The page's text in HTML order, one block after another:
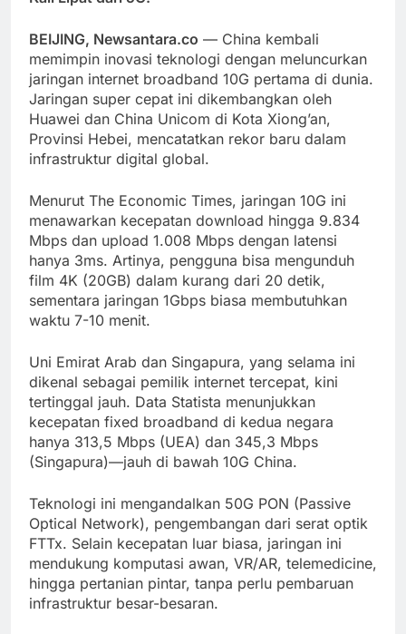
BEIJING, Newsantara.co — China kembali
memimpin inovasi teknologi dengan meluncurkan
jaringan internet broadband 10G pertama di dunia.
Jaringan super cepat ini dikembangkan oleh
Huawei dan China Unicom di Kota Xiong’an,
Provinsi Hebei, mencatatkan rekor baru dalam
infrastruktur digital global.
Menurut The Economic Times, jaringan 10G ini
menawarkan kecepatan download hingga 9.834
Mbps dan upload 1.008 Mbps dengan latensi
hanya 3ms. Artinya, pengguna bisa mengunduh
film 4K (20GB) dalam kurang dari 20 detik,
sementara jaringan 1Gbps biasa membutuhkan
waktu 7-10 menit.
Uni Emirat Arab dan Singapura, yang selama ini
dikenal sebagai pemilik internet tercepat, kini
tertinggal jauh. Data Statista menunjukkan
kecepatan fixed broadband di kedua negara
hanya 313,5 Mbps (UEA) dan 345,3 Mbps
(Singapura)—jauh di bawah 10G China.
Teknologi ini mengandalkan 50G PON (Passive
Optical Network), pengembangan dari serat optik
FTTx. Selain kecepatan luar biasa, jaringan ini
mendukung komputasi awan, VR/AR, telemedicine,
hingga pertanian pintar, tanpa perlu pembaruan
infrastruktur besar-besaran.